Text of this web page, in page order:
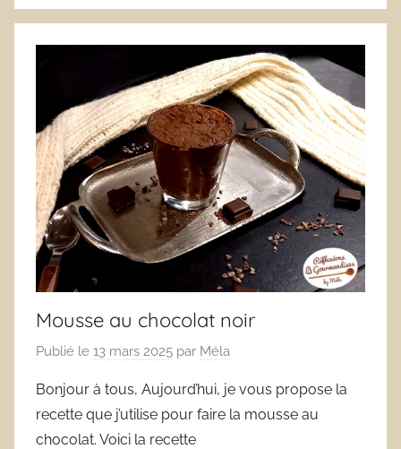
Mousse au chocolat noir
Publié le 13 mars 2025 par Méla
Bonjour à tous, Aujourd’hui, je vous propose la
recette que j’utilise pour faire la mousse au
chocolat. Voici la recette